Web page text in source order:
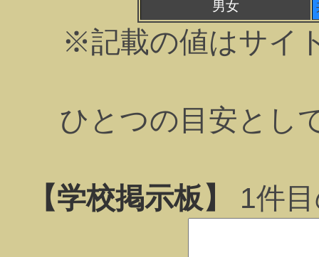
男女
※記載の値はサイ
ひとつの目安とし
【学校掲示板】 1件